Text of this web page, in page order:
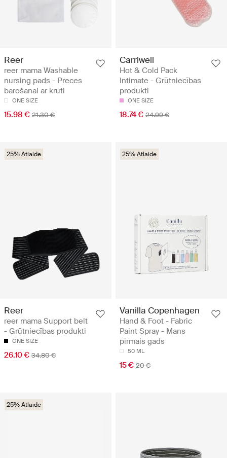
Reer
reer mama Washable
nursing pads - Preces
barošanai ar krūti
ONE SIZE
15.98 € 21.30 €
Carriwell
Hot & Cold Pack
Intimate - Grūtniecības
produkti
ONE SIZE
18.74 € 24.99 €
25% Atlaide
Reer
reer mama Support belt
- Grūtniecības produkti
ONE SIZE
26.10 € 34.80 €
25% Atlaide
Vanilla Copenhagen
Hand & Foot - Fabric
Paint Spray - Mans
pirmais gads
50 ML
15 € 20 €
25% Atlaide